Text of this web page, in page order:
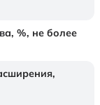
%, не более